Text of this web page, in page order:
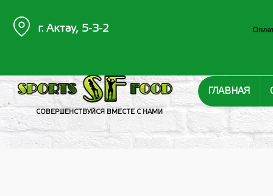
СОВЕРШЕНСТВУЙСЯ ВМЕСТЕ С НАМИ
ГЛАВНАЯ
г. Актау, 5-3-2